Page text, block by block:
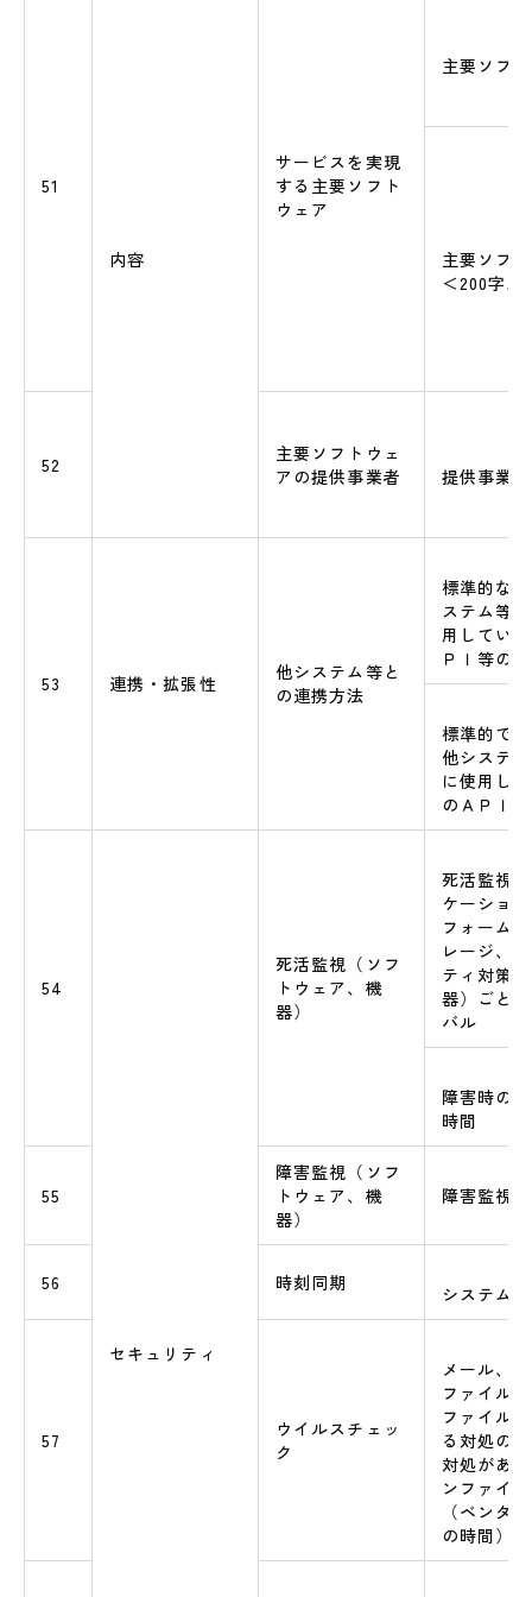
51
内容
サービスを実現
する主要ソフト
ウェア
主要ソフ
主要ソフ
＜200字以
52
主要ソフトウェ
アの提供事業者
提供事業
53 連携・拡張性
他システム等と
の連携方法
標準的な
ステム等
用してい
ＰＩ等の
標準的で
他システ
に使用し
のＡＰＩ
54
セキュリティ
死活監視（ソフ
トウェア、機
器）
死活監視
ケーショ
フォーム
レージ、
ティ対策
器）ごと
バル
障害時の
時間
55
障害監視（ソフ
トウェア、機
器）
障害監視
56 時刻同期 システム
57
ウイルスチェッ
ク
メール、
ファイル
ファイル
る対処の
対処があ
ンファイ
（ベンダ
の時間）